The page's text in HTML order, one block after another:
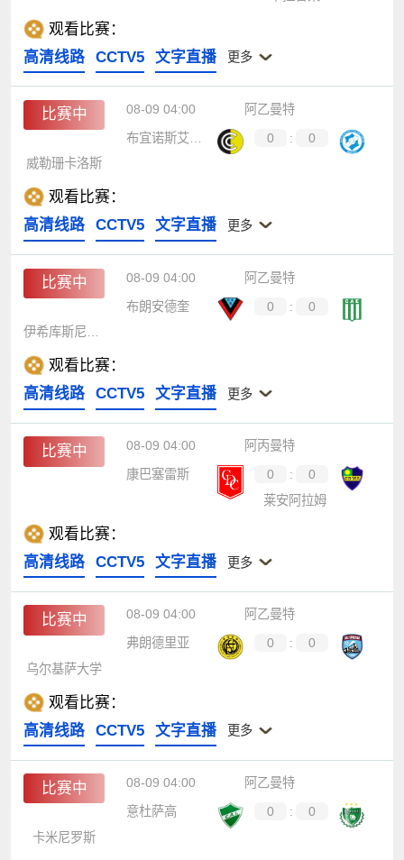
观看比赛：
高清线路
CCTV5 文字直播 更多
比赛中 08-09 04:00
阿乙曼特
布宜诺斯艾利斯通讯
0 :
0
威勒珊卡洛斯
观看比赛：
高清线路
CCTV5 文字直播 更多
比赛中 08-09 04:00
阿乙曼特
布朗安德奎
0 :
0
观看比赛：
高清线路
CCTV5 文字直播 更多
比赛中 08-09 04:00
阿丙曼特
康巴塞雷斯
0 :
0
莱安阿拉姆
观看比赛：
高清线路
CCTV5 文字直播 更多
比赛中 08-09 04:00
阿乙曼特
弗朗德里亚
0 :
0
乌尔基萨大学
观看比赛：
高清线路
CCTV5 文字直播 更多
比赛中 08-09 04:00
阿乙曼特
意杜萨高
0 :
0
卡米尼罗斯